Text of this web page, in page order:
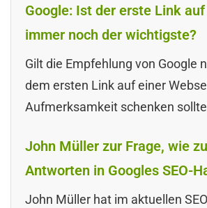
Google: Ist der erste Link
immer noch der wichtigste?
Gilt die Empfehlung von Google
dem ersten Link auf einer
Aufmerksamkeit schenken
John Müller zur Frage, wie
Antworten in Googles SEO-
John Müller hat im aktuellen